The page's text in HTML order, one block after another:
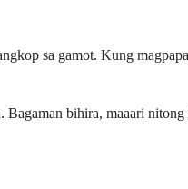
sa gamot. Kung
bihira, maaari nitong